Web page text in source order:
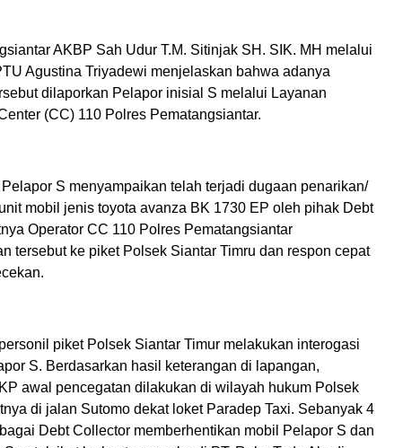
AKBP Sah Udur T.M. Sitinjak SH. SIK. MH melalui
Agustina Triyadewi menjelaskan bahwa adanya
dilaporkan Pelapor inisial S melalui Layanan
(CC) 110 Polres Pematangsiantar.
S menyampaikan telah terjadi dugaan penarikan/
mobil jenis toyota avanza BK 1730 EP oleh pihak Debt
Operator CC 110 Polres Pematangsiantar
tersebut ke piket Polsek Siantar Timru dan respon cepat
piket Polsek Siantar Timur melakukan interogasi
S. Berdasarkan hasil keterangan di lapangan,
awal pencegatan dilakukan di wilayah hukum Polsek
di jalan Sutomo dekat loket Paradep Taxi. Sebanyak 4
Debt Collector memberhentikan mobil Pelapor S dan